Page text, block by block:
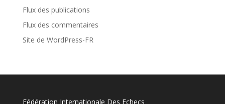
Flux des publications
Flux des commentaires
Site de WordPress-FR
Fédération Internationale Des Echecs